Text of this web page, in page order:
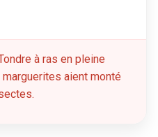
à ras en pleine
aient monté